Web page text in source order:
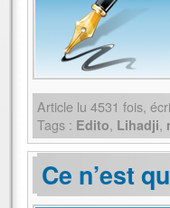
Article lu 4531 fois,
Tags : Edito, Lihadji,
Ce n’est